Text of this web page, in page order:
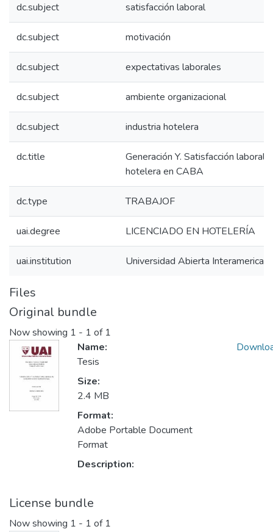
dc.subject satisfacción laboral
dc.subject motivación
dc.subject expectativas laborales
dc.subject ambiente organizacional
dc.subject industria hotelera
dc.title
Generación Y. Satisfacción laboral
hotelera en CABA
dc.type TRABAJOF
uai.degree LICENCIADO EN HOTELERÍA
uai.institution Universidad Abierta Interamericana
Files
Original bundle
Now showing 1 - 1 of 1
Name:
Tesis
Size:
2.4 MB
Format:
Adobe Portable Document
Format
Description:
License bundle
Now showing 1 - 1 of 1